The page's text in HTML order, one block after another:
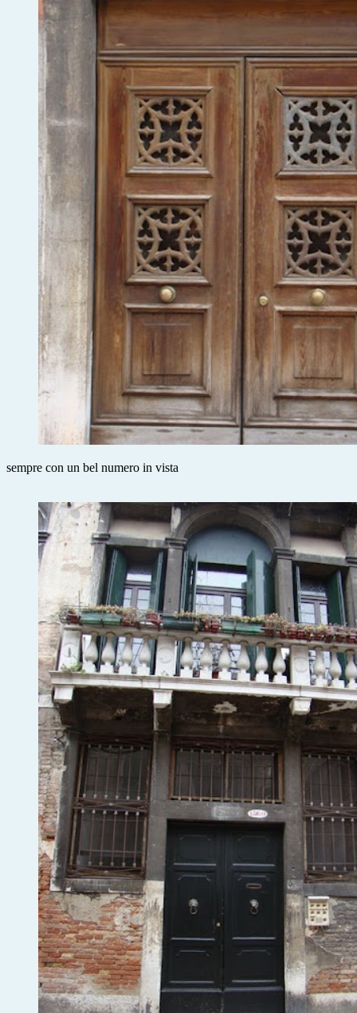
sempre con un bel numero in vista